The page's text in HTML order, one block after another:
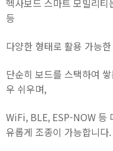
헥사보드 스마트 모빌리
등
다양한 형태로 활용 가능
단순히 보드를 스택하여
우 쉬우며,
WiFi, BLE, ESP-NOW 등
유롭게 조종이 가능합니다.